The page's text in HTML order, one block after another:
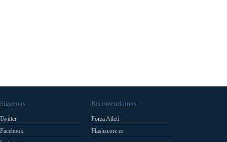
Síguenos
Twitter
Facebook
Recomendamos
Forza Atleti
Flashscore.es